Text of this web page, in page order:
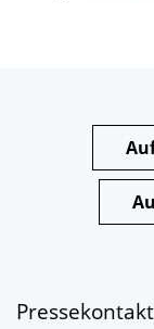
Pressekontakt